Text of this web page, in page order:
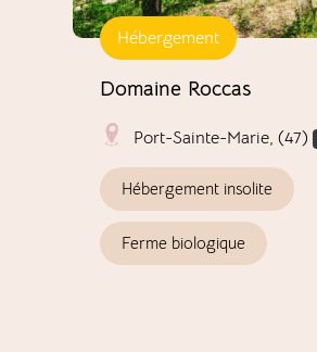
Hébergement
Domaine Roccas
Port-Sainte-Marie, (47)
Hébergement insolite
Ferme biologique